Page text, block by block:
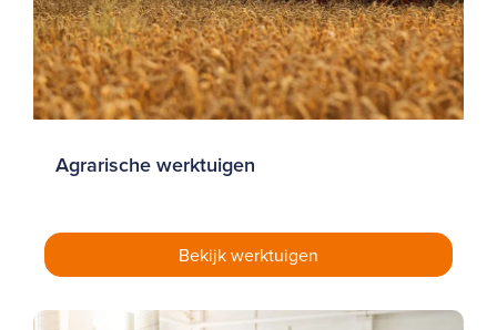
Agrarische werktuigen